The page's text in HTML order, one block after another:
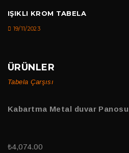
IŞIKLI KROM TABELA
19/11/2023
ÜRÜNLER
Tabela Çarşısı
Kabartma Metal duvar Panosu
₺4,074.00